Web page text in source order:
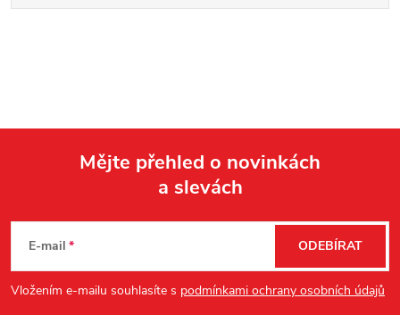
p
Mějte přehled o novinkách
a slevách
E-mail
Vložením e-mailu souhlasíte s podmínkami ochrany osobních údajů
ODEBÍRAT